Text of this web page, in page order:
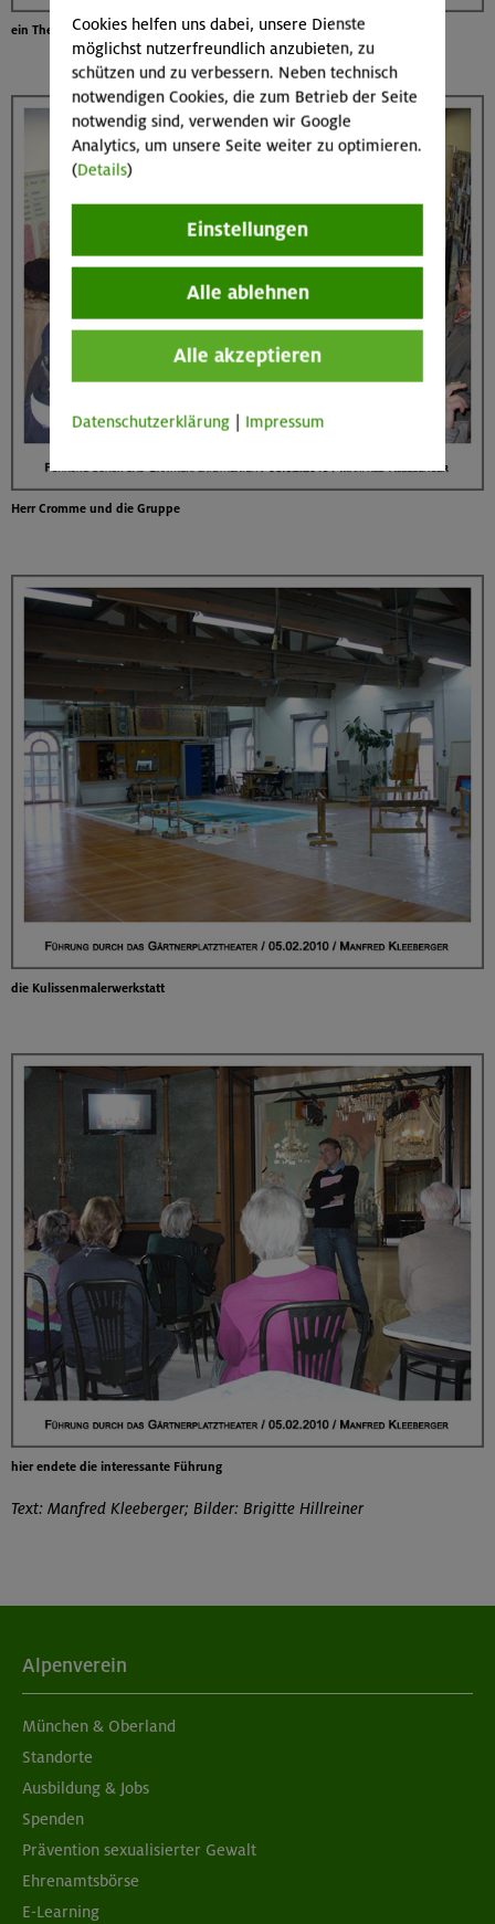
ein Theaterfundus
Herr Cromme und die Gruppe
die Kulissenmalerwerkstatt
hier endete die interessante Führung
Text: Manfred Kleeberger; Bilder: Brigitte Hillreiner
Alpenverein
München & Oberland
Standorte
Ausbildung & Jobs
Spenden
Prävention sexualisierter Gewalt
Ehrenamtsbörse
E-Learning
Cookies helfen uns dabei, unsere Dienste
möglichst nutzerfreundlich anzubieten, zu
schützen und zu verbessern. Neben technisch
notwendigen Cookies, die zum Betrieb der Seite
notwendig sind, verwenden wir Google
Analytics, um unsere Seite weiter zu optimieren.
(Details)
Einstellungen
Alle ablehnen
Alle akzeptieren
Datenschutzerklärung Impressum